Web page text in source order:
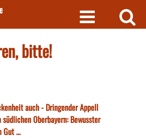
bitte!
auch - Dringender Appell
Oberbayern: Bewusster
Gut ...